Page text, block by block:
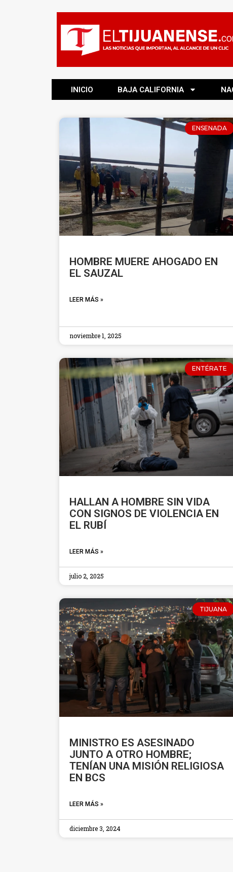
INICIO BAJA CALIFORNIA
ENSENADA
HOMBRE MUERE AHOGADO EN
EL SAUZAL
LEER MÁS »
noviembre 1, 2025
ENTÉRATE
HALLAN A HOMBRE SIN VIDA
CON SIGNOS DE VIOLENCIA EN
EL RUBÍ
LEER MÁS »
julio 2, 2025
TIJUANA
MINISTRO ES ASESINADO
JUNTO A OTRO HOMBRE;
TENÍAN UNA MISIÓN RELIGIOSA
EN BCS
LEER MÁS »
diciembre 3, 2024